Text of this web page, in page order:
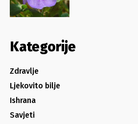
Kategorije
Zdravlje
Ljekovito bilje
Ishrana
Savjeti